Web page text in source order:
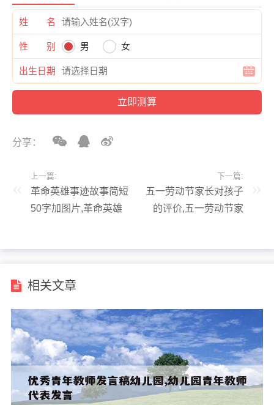
姓 名
性 别 男 女
出生日期
分享：
上一篇:
革命英雄事迹故事简短
50字加图片,革命英雄
下一篇:
五一劳动节家长对孩子
的评价,五一劳动节家
相关文章